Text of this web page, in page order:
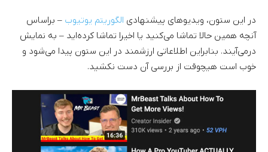
در این ستون، ویدیوهای پیشنهادی الگوریتم یوتیوب – براساس
آنچه همین حالا تماشا می‌کنید یا اخیرا تماشا کرده‌اید – به نمایش
درمی‌آیند. بنابراین اطلاعاتی ارزشمند در این ستون پیدا می‌شود و
خوب است هیچوقت از بررسی آن دست نکشید.